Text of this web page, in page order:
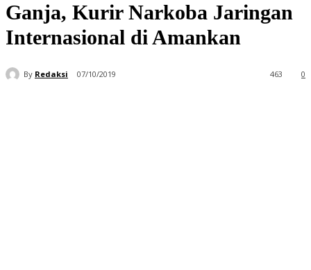
Ganja, Kurir Narkoba Jaringan
Internasional di Amankan
By Redaksi 07/10/2019 0
463